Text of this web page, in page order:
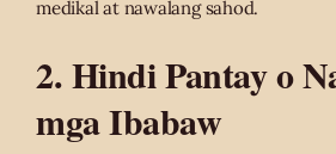
medikal at nawalang sahod.
2. Hindi Pantay o
mga Ibabaw